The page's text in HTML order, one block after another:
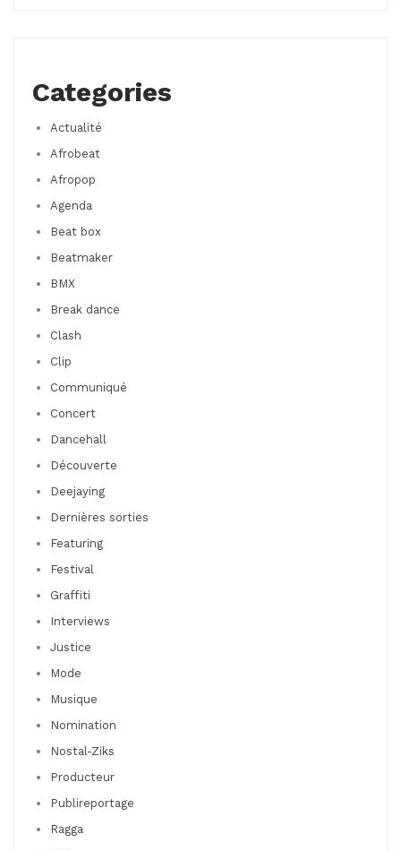
Categories
Actualité
Afrobeat
Afropop
Agenda
Beat box
Beatmaker
BMX
Break dance
Clash
Clip
Communiqué
Concert
Dancehall
Découverte
Deejaying
Dernières sorties
Featuring
Festival
Graffiti
Interviews
Justice
Mode
Musique
Nomination
Nostal-Ziks
Producteur
Publireportage
Ragga